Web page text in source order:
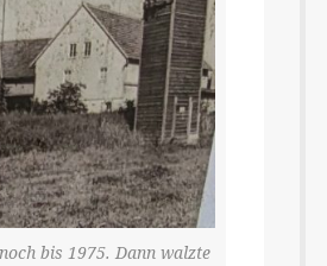
bis 1975. Dann walzte